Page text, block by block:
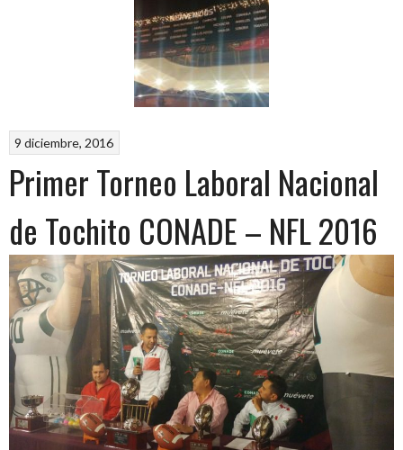
9 diciembre, 2016
Primer Torneo Laboral Nacional
de Tochito CONADE – NFL 2016